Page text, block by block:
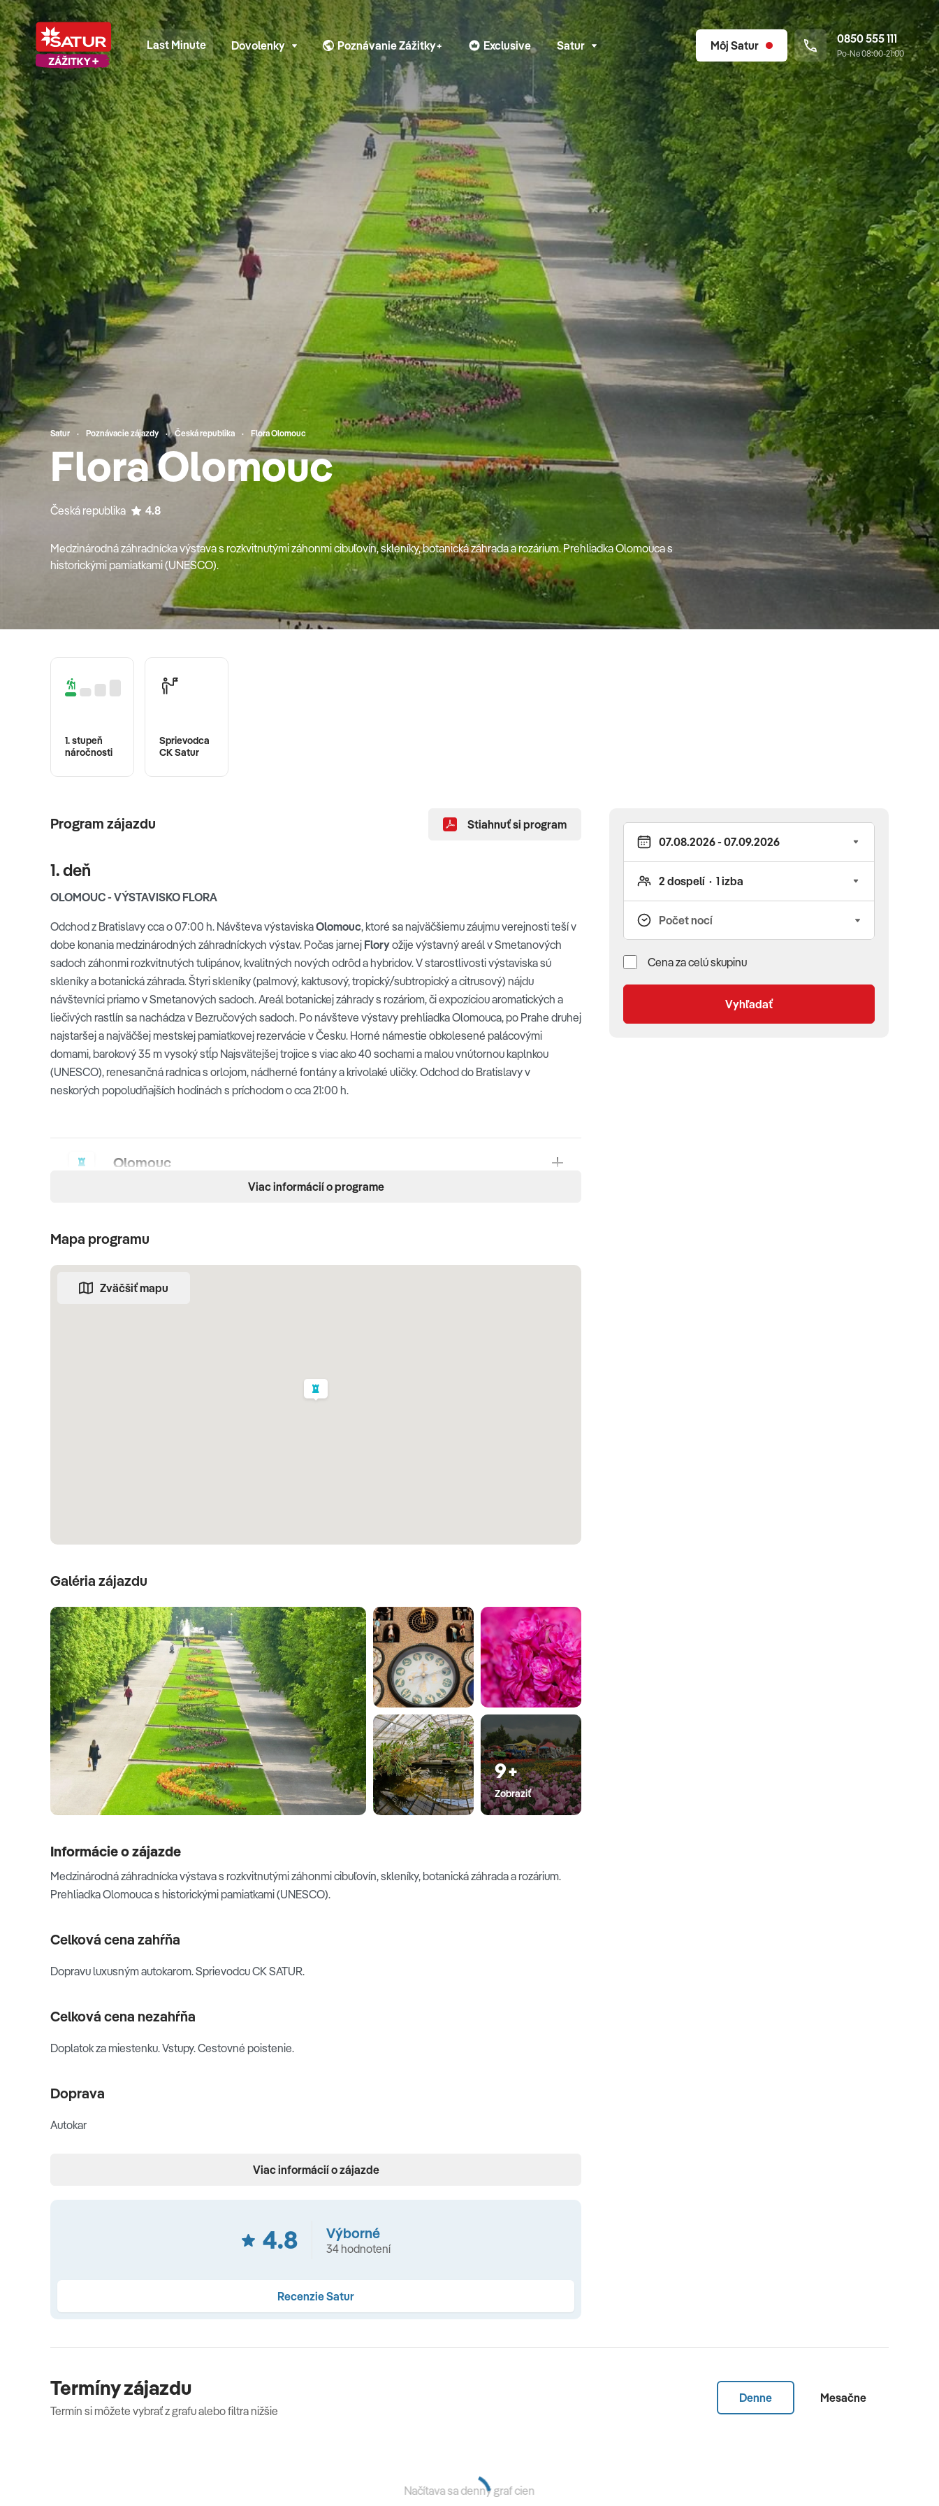
Last Minute Dovolenky Poznávanie Zážitky+ Exclusive Satur Môj Satur 0850 555 111
Po-Ne 08:00-21:00
Satur Poznávacie zájazdy Česká republika Flora Olomouc
Flora Olomouc
Česká republika 4.8
Medzinárodná záhradnícka výstava s rozkvitnutými záhonmi cibuľovín, skleníky, botanická záhrada a rozárium. Prehliadka Olomouca s
historickými pamiatkami (UNESCO).
1. stupeň
náročnosti
Sprievodca
CK Satur
Cena za celú skupinu
Vyhľadať
Program zájazdu Stiahnuť si program
1. deň
OLOMOUC - VÝSTAVISKO FLORA
Odchod z Bratislavy cca o 07:00 h. Návšteva výstaviskaOlomouc, ktoré sa najväčšiemu záujmu verejnosti teší v
dobe konania medzinárodných záhradníckych výstav. Počas jarnej Floryožije výstavný areál v Smetanových
sadoch záhonmi rozkvitnutých tulipánov, kvalitných nových odrôd a hybridov. V starostlivosti výstaviska sú
skleníky a botanická záhrada. Štyri skleníky (palmový, kaktusový, tropický/subtropický a citrusový) nájdu
návštevníci priamo v Smetanových sadoch. Areál botanickej záhrady s rozáriom, či expozíciou aromatických a
liečivých rastlín sa nachádza v Bezručových sadoch. Po návšteve výstavy prehliadka Olomouca, po Prahe druhej
najstaršej a najväčšej mestskej pamiatkovej rezervácie v Česku. Horné námestie obkolesené palácovými
domami, barokový 35 m vysoký stĺp Najsvätejšej trojice s viac ako 40 sochami a malou vnútornou kaplnkou
(UNESCO), renesančná radnica s orlojom, nádherné fontány a krivolaké uličky. Odchod do Bratislavy v
neskorých popoludňajších hodinách s príchodom o cca 21:00 h.
Olomouc
Viac informácií o programe
Mapa programu
Zväčšiť mapu
Galéria zájazdu
9+
Zobraziť
Informácie o zájazde
Medzinárodná záhradnícka výstava s rozkvitnutými záhonmi cibuľovín, skleníky, botanická záhrada a rozárium.
Prehliadka Olomouca s historickými pamiatkami (UNESCO).
Celková cena zahŕňa
Dopravu luxusným autokarom. Sprievodcu CK SATUR.
Celková cena nezahŕňa
Doplatok za miestenku. Vstupy. Cestovné poistenie.
Doprava
Autokar
Viac informácií o zájazde
4.8 Výborné
34 hodnotení
Recenzie Satur
Termíny zájazdu
Termín si môžete vybrať z grafu alebo filtra nižšie
Denne Mesačne
Načítava sa denný graf cien